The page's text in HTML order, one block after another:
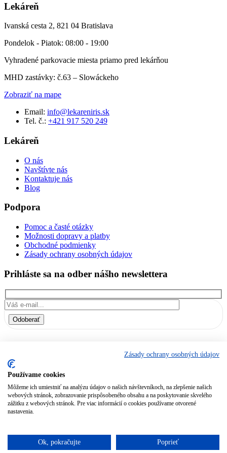
Lekáreň
Ivanská cesta 2, 821 04 Bratislava
Pondelok - Piatok: 08:00 - 19:00
Vyhradené parkovacie miesta priamo pred lekárňou
MHD zastávky: č.63 – Slowáckeho
Zobraziť na mape
Email: info@lekareniris.sk
Tel. č.: +421 917 520 249
Lekáreň
O nás
Navštívte nás
Kontaktuje nás
Blog
Podpora
Pomoc a časté otázky
Možnosti dopravy a platby
Obchodné podmienky
Zásady ochrany osobných údajov
Prihláste sa na odber nášho newslettera
Odoberať
Prihlásením sa na odber súhlasíte s našimi Obchodnými
podmienkami
Zásadami ochrany osobných údajov.
bol pridaný do košíka.
Zásady ochrany osobných údajov
Používame cookies
Môžeme ich umiestniť na analýzu údajov o našich návštevníkoch, na zlepšenie našich
webových stránok, zobrazovanie prispôsobeného obsahu a na poskytovanie skvelého
zážitku z webových stránok. Pre viac informácií o cookies používame otvorené
nastavenia.
Ok, pokračujte Poprieť